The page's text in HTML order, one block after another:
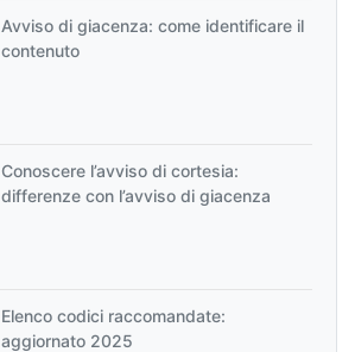
Avviso di giacenza: come identificare il
contenuto
Conoscere l’avviso di cortesia:
differenze con l’avviso di giacenza
Elenco codici raccomandate:
aggiornato 2025